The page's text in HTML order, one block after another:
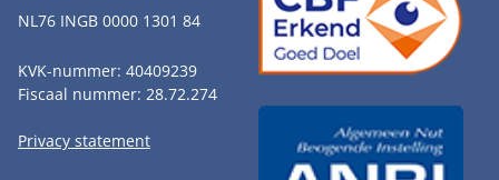
NL76 INGB 0000 1301 84
KVK-nummer: 40409239
Fiscaal nummer: 28.72.274
Privacy statement